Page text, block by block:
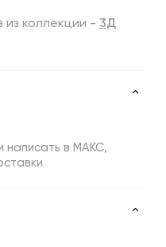
из коллекции - 3Д
написать в МАКС,